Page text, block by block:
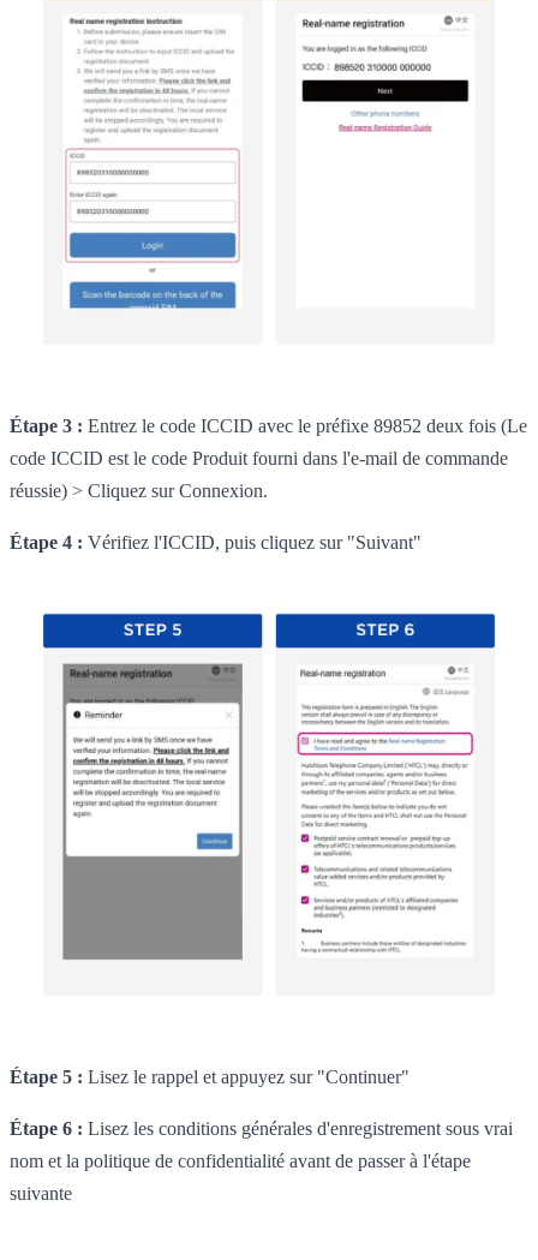
Étape 3 : Entrez le code ICCID avec le préfixe 89852 deux fois (Le
code ICCID est le code Produit fourni dans l'e-mail de commande
réussie) > Cliquez sur Connexion.
Étape 4 : Vérifiez l'ICCID, puis cliquez sur "Suivant"
Étape 5 : Lisez le rappel et appuyez sur "Continuer"
Étape 6 : Lisez les conditions générales d'enregistrement sous vrai
nom et la politique de confidentialité avant de passer à l'étape
suivante